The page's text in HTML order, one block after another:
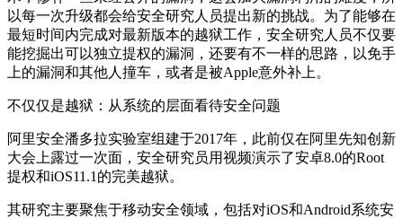
以每一次升级都会给安全研究人员提出新的挑战。为了能够在
最短时间内完成对最新版本的越狱工作，安全研究人员不仅要
能挖掘出可以独立提权的漏洞，还要有不一样的思路，以免手
上的漏洞和其他人撞车，或者是被Apple意外补上。
不仅仅是越狱：从系统的层面看待安全问题
阿里安全潘多拉实验室组建于2017年，此前仅在阿里先知创新
大会上露过一次面，安全研究员用视频演示了安卓8.0的Root
提权和iOS11.1的完美越狱。
其研究主要聚焦于移动安全领域，包括对iOS和Android系统安